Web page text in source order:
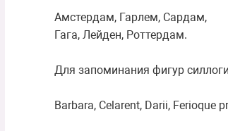
Амстердам, Гарлем, Сардам,
Гага, Лейден, Роттердам.
Для запоминания фигур
Barbara, Celarent, Darii, Ferioque